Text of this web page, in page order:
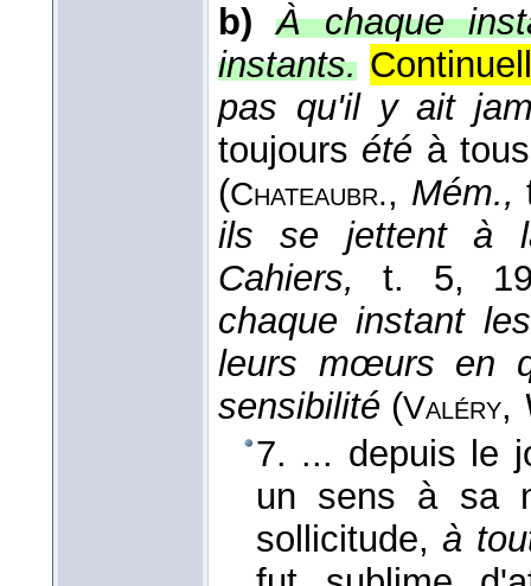
b) À chaque
instants.
pas qu'il y ait
toujours été à
(Chateaubr., Mém.,
ils se jettent à
Cahiers,t. 5,
chaque instant
leurs mœurs en
sensibilité (Valéry,
7. ... depuis le
un sens à sa
sollicitude,à